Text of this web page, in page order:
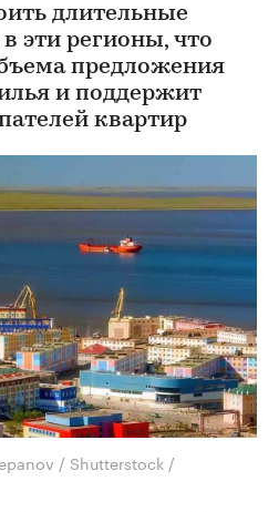
длительные
эти регионы, что
предложения
и поддержит
квартир
/ Shutterstock /